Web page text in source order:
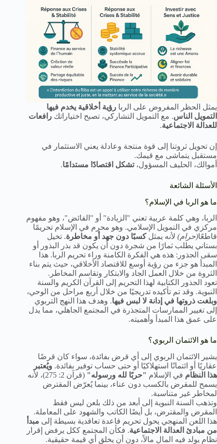
يمثل الحظر المفروض على الربا رؤية أخلاقية يخدم فيها
التمويل الناس. مع التمويل التشاركي، تصبح اختياراتك رافعات
للعدالة الاجتماعية.
إن تحويل ثروتنا إلى قوة منتجة وعادلة يعني الاستثمار في
مستقبل يتماشى مع قيمك.
أموالك، الحليف المسؤول،تشكل اقتصادًا مستدامًا.
الأسئلة الشائعة
ما هو الربا في الإسلام؟
الربا، وهي كلمة عربية تعني "الزيادة" أو "الفائض"، وهو مفهوم
مركزي في التمويل الإسلامي. وهو محرم في الإسلام تحريمًا
قاطعًا(حرام) لأنه يمثلكسبًا دون جهد أو مخاطرة. تخيل
بستاني يطلب ثمارًا من شجرة دون أن يكون قد بذر البذور أو
سقى الجذور: هذه هي الفكرة الكامنة وراء تحريم الربا. هذا
المبدأ هو جزء من رؤية أوسع للاقتصاد الأخلاقي، حيث يتم بناء
الثروة من خلال العمل الجاد والابتكار وتقاسم المخاطر.
تعود الجذور الكتابية لهذا التحريم إلى القرآن الكريم والسنة
النبوية. وقد تم تأكيده تدريجيًا من خلال أربع مراحل من الوحي،
وبلغت ذروتها في إدانة لا لبس فيها. وهدف هذا النهج التربوي
إلى تغيير الممارسات المتجذرة في المجتمع الجاهلي، مما يدل
على عمق هذا المبدأ وأهميته.
ما هو الائتمان الربوي؟
يشير الائتمان الربوي إلى أي قرض بفائدة، سواء كان قرضًا
عقاريًا أو ائتمانًا استهلاكيًا أو حتى حساب توفير بفائدة. ويُعتبر
هذا النظام في الإسلام "حربًا لله ورسوله"
(قرآن 2: 275)، لأنه
يسمح للمقرض بالكسب دون عناء، بينما يُعرّض المقترض
لمخاطر غير متناسبة.
وتذهب السنة النبوية إلى أبعد من ذلك بلعن ليس فقط
المقرض والمقترض، بل أيضًا الكاتب والشهود على المعاملة.
هذا اللعن المنهجي يحول تحريم قاعدة تعاقدية بسيطة إلى مبدأ
من مبادئ العدالة الاجتماعية. فكأن المجتمع ككل يرفض إقرار
نظام يولد فيه المال مالاً، دون أن يخلق أي قيمة حقيقية.